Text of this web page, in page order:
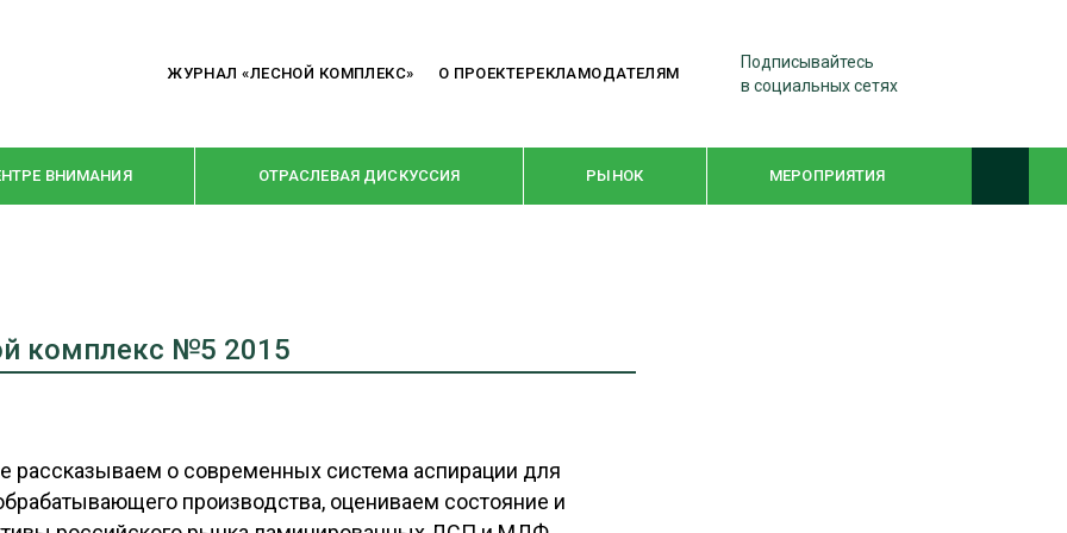
ЖУРНАЛ «ЛЕСНОЙ КОМПЛЕКС» О ПРОЕКТЕРЕКЛАМОДАТЕЛЯМ
Подписывайтесь
в социальных сетях
ВНИМАНИЯ ОТРАСЛЕВАЯ ДИСКУССИЯ РЫНОК МЕРОПРИЯТИЯ
ДРЕВЕСИНЫ
КРУПНЫМ ПЛАНОМ
ПРЕДПРИЯТИЯ ЛПК
WOODEX-2021
комплекс №5 2015
рассказываем о современных система аспирации для
производства, оцениваем состояние и